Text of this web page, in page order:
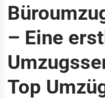
– Eine
Top